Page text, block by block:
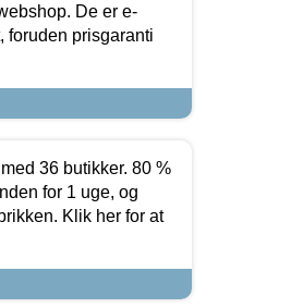
De er e-
foruden prisgaranti
36 butikker. 80 %
for 1 uge, og
Klik her for at